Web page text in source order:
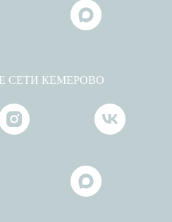
СЕТИ КЕМЕРОВО